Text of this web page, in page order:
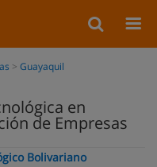
Guayaquil
en
de Empresas
Bolivariano